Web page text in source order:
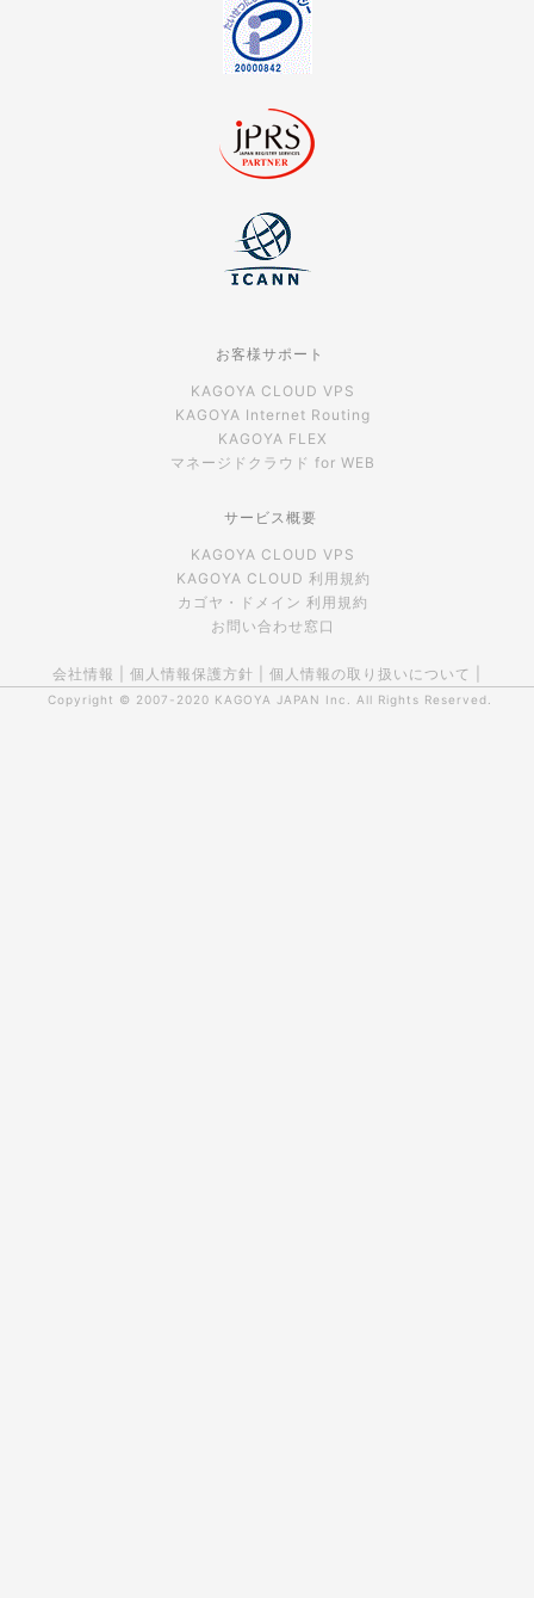
お客様サポート
KAGOYA CLOUD VPS
KAGOYA Internet Routing
KAGOYA FLEX
マネージドクラウド for WEB
サービス概要
KAGOYA CLOUD VPS
KAGOYA CLOUD 利用規約
カゴヤ・ドメイン 利用規約
お問い合わせ窓口
会社情報 個人情報保護方針 個人情報の取り扱いについて
Copyright © 2007-2020 KAGOYA JAPAN Inc. All Rights Reserved.